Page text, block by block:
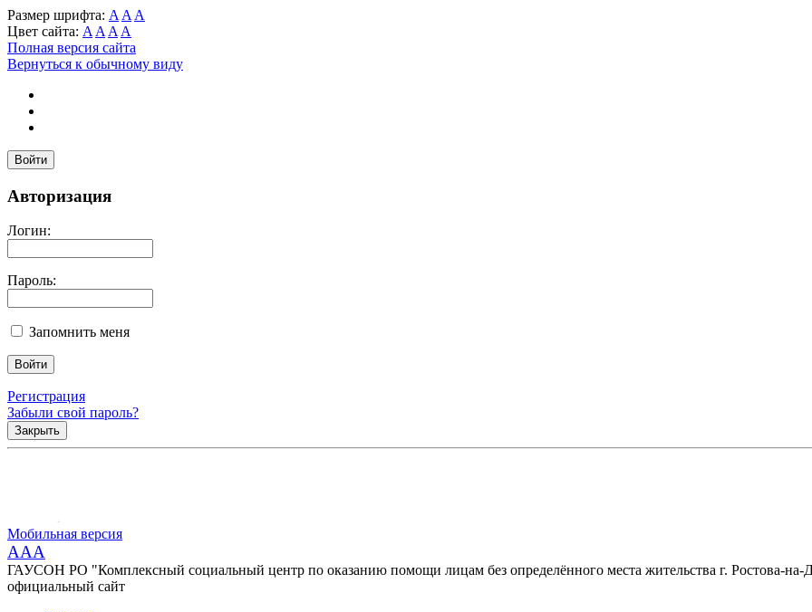
Размер шрифта: A A A
Цвет сайта: A A A A
Полная версия сайта
Вернуться к обычному виду
Войти
Авторизация
Логин:
Пароль:
Запомнить меня
Регистрация
Забыли свой пароль?
Закрыть
Мобильная версия
AAA
ГАУСОН РО "Комплексный социальный центр по оказанию помощи лицам без определённого места жительства г. Ростова-на-
официальный сайт